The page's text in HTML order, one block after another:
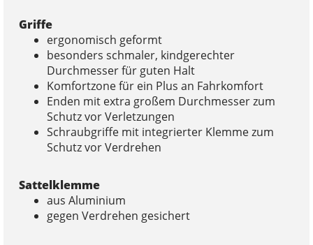
Griffe
ergonomisch geformt
besonders schmaler, kindgerechter
Durchmesser für guten Halt
Komfortzone für ein Plus an Fahrkomfort
Enden mit extra großem Durchmesser zum
Schutz vor Verletzungen
Schraubgriffe mit integrierter Klemme zum
Schutz vor Verdrehen
Sattelklemme
aus Aluminium
gegen Verdrehen gesichert